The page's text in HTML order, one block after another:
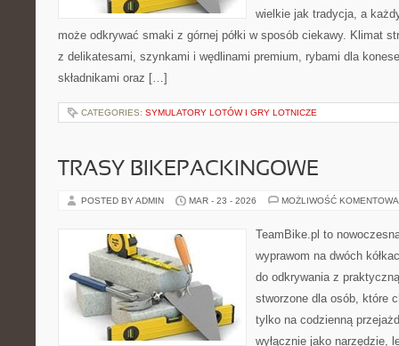
wielkie jak tradycja, a
może odkrywać smaki z górnej półki w sposób ciekawy. Klimat
z delikatesami, szynkami i wędlinami premium, rybami dla
składnikami oraz […]
CATEGORIES: SYMULATORY LOTÓW I GRY LOTNICZE
TRASY BIKEPACKINGOWE
POSTED BY ADMIN MAR - 23 - 2026 MOŻLIWOŚĆ
TeamBike.pl to
wyprawom na dwóch
do odkrywania z
stworzone dla osób, które
tylko na codzienną
wyłącznie jako narzędzie,